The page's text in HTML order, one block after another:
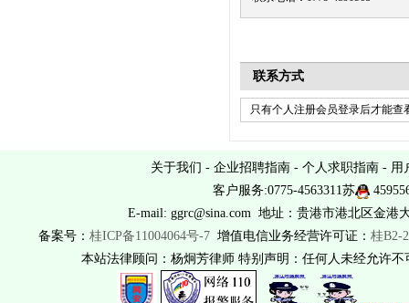
联系方式
只有个人注册会员登录后才能查
关于我们 - 企业招聘指南 - 个人求职指南 - 用
客户服务:0775-4563311苏
E-mail: ggrc@sina.com 地址：贵港市港北区金港
备案号： 桂ICP备11004064号-7增值电信业务经营许可证： 桂B2-
本站法律顾问：杨炯芳律师 特别声明：任何人未经允许